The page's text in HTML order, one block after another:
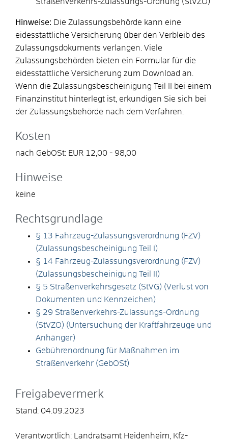
Hinweise: Die Zulassungsbehörde kann eine
eidesstattliche Versicherung über den Verbleib des
Zulassungsdokuments verlangen. Viele
Zulassungsbehörden bieten ein Formular für die
eidesstattliche Versicherung zum Download an.
Wenn die Zulassungsbescheinigung Teil II bei einem
Finanzinstitut hinterlegt ist, erkundigen Sie sich bei
der Zulassungsbehörde nach dem Verfahren.
Kosten
nach GebOSt: EUR 12,00 - 98,00
Hinweise
keine
Rechtsgrundlage
§ 13 Fahrzeug-Zulassungsverordnung (FZV)
(Zulassungsbescheinigung Teil I)
§ 14 Fahrzeug-Zulassungsverordnung (FZV)
(Zulassungsbescheinigung Teil II)
§ 5 Straßenverkehrsgesetz (StVG) (Verlust von
Dokumenten und Kennzeichen)
§ 29 Straßenverkehrs-Zulassungs-Ordnung
(StVZO) (Untersuchung der Kraftfahrzeuge und
Anhänger)
Gebührenordnung für Maßnahmen im
Straßenverkehr (GebOSt)
Freigabevermerk
Stand: 04.09.2023
Verantwortlich: Landratsamt Heidenheim, Kfz-